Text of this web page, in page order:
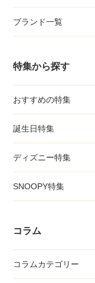
ブランド一覧
特集から探す
おすすめの特集
誕生日特集
ディズニー特集
SNOOPY特集
コラム
コラムカテゴリー